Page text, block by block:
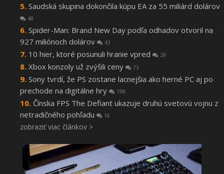
Saudská skupina dokončila kúpu EA za 55 miliárd dolárov
48
Spider-Man: Brand New Day podľa odhadov otvoril na
927 miliónoch dolárov
43
10 hier, ktoré posunuli hranie vpred 28
Xbox konzoly už zvýšili ceny 73
Sony tvrdí, že PS zostane lacnejšia ako herné PC aj po
prechode na digitálne hry
198
Čínska FPS The Defiant ukazuje druhú svetovú vojnu z
netradičného pohľadu
16
zobraziť viac článkov >